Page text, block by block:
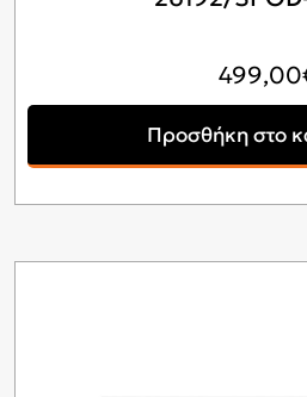
499,00
Προσθήκη στο